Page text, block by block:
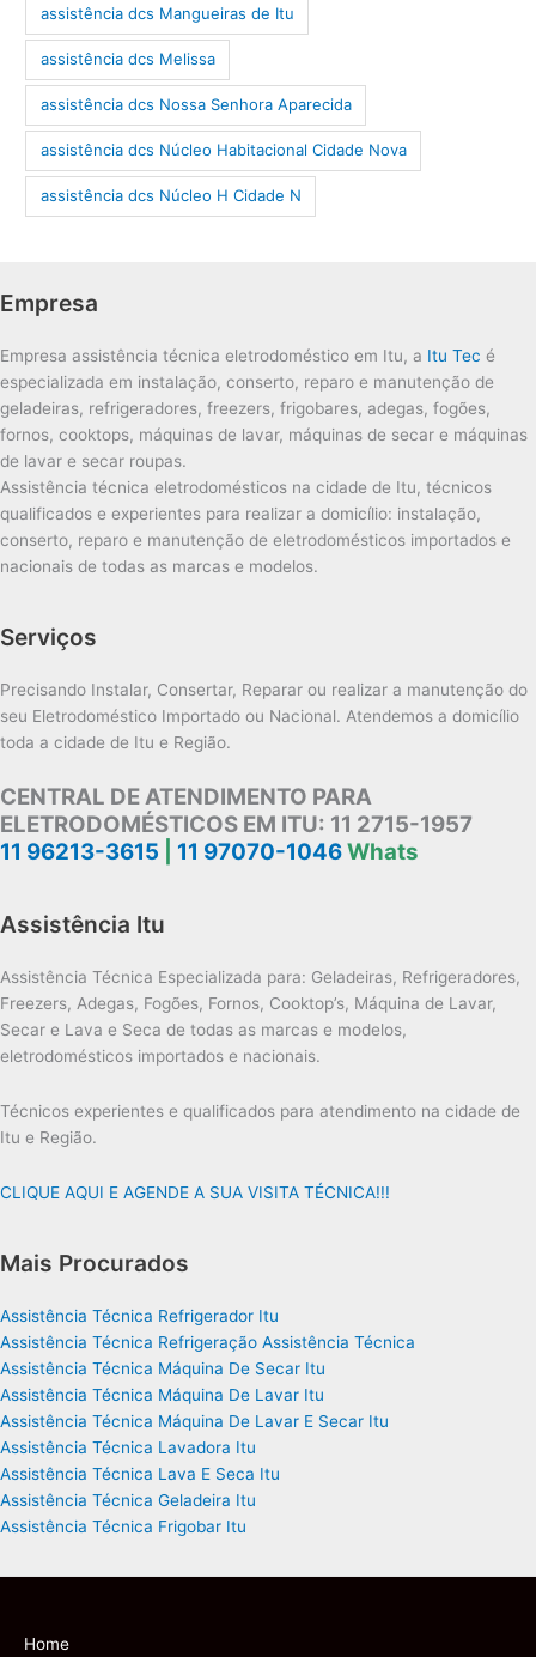
assistência dcs Mangueiras de Itu
assistência dcs Melissa
assistência dcs Nossa Senhora Aparecida
assistência dcs Núcleo Habitacional Cidade Nova
assistência dcs Núcleo H Cidade N
Empresa
Empresa assistência técnica eletrodoméstico em Itu, a Itu Tec é
especializada em instalação, conserto, reparo e manutenção de
geladeiras, refrigeradores, freezers, frigobares, adegas, fogões,
fornos, cooktops, máquinas de lavar, máquinas de secar e máquinas
de lavar e secar roupas.
Assistência técnica eletrodomésticos na cidade de Itu, técnicos
qualificados e experientes para realizar a domicílio: instalação,
conserto, reparo e manutenção de eletrodomésticos importados e
nacionais de todas as marcas e modelos.
Serviços
Precisando Instalar, Consertar, Reparar ou realizar a manutenção do
seu Eletrodoméstico Importado ou Nacional. Atendemos a domicílio
toda a cidade de Itu e Região.
CENTRAL DE ATENDIMENTO PARA
ELETRODOMÉSTICOS EM ITU: 11 2715-1957
11 96213-3615
11 97070-1046Whats
Assistência Itu
Assistência Técnica Especializada para: Geladeiras, Refrigeradores,
Freezers, Adegas, Fogões, Fornos, Cooktop’s, Máquina de Lavar,
Secar e Lava e Seca de todas as marcas e modelos,
eletrodomésticos importados e nacionais.
Técnicos experientes e qualificados para atendimento na cidade de
Itu e Região.
CLIQUE AQUI E AGENDE A SUA VISITA TÉCNICA!!!
Mais Procurados
Assistência Técnica Refrigerador Itu
Assistência Técnica Refrigeração Assistência Técnica
Assistência Técnica Máquina De Secar Itu
Assistência Técnica Máquina De Lavar Itu
Assistência Técnica Máquina De Lavar E Secar Itu
Assistência Técnica Lavadora Itu
Assistência Técnica Lava E Seca Itu
Assistência Técnica Geladeira Itu
Assistência Técnica Frigobar Itu
Home